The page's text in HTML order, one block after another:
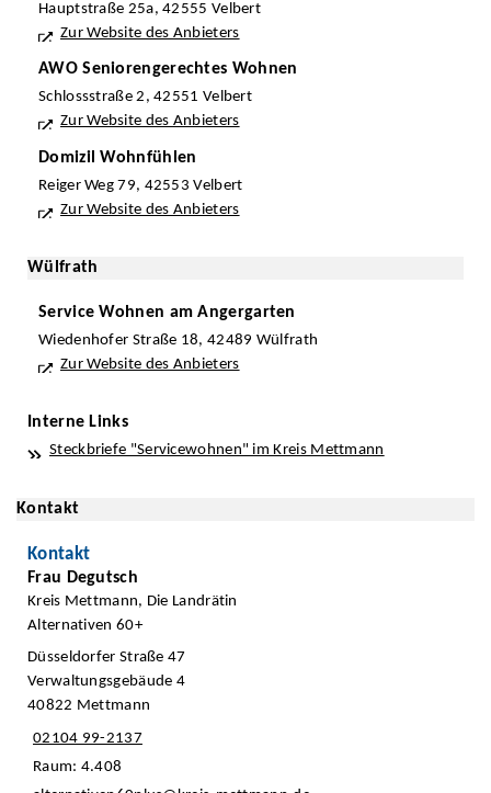
Hauptstraße 25a, 42555 Velbert
Zur Website des Anbieters
AWO Seniorengerechtes Wohnen
Schlossstraße 2, 42551 Velbert
Zur Website des Anbieters
Domizil Wohnfühlen
Reiger Weg 79, 42553 Velbert
Zur Website des Anbieters
Wülfrath
Service Wohnen am Angergarten
Wiedenhofer Straße 18, 42489 Wülfrath
Zur Website des Anbieters
Interne Links
Steckbriefe "Servicewohnen" im Kreis Mettmann
Kontakt
Kontakt
Frau Degutsch
Kreis Mettmann, Die Landrätin
Alternativen 60+
Düsseldorfer Straße 47
Verwaltungsgebäude 4
40822 Mettmann
02104 99-2137
Raum: 4.408